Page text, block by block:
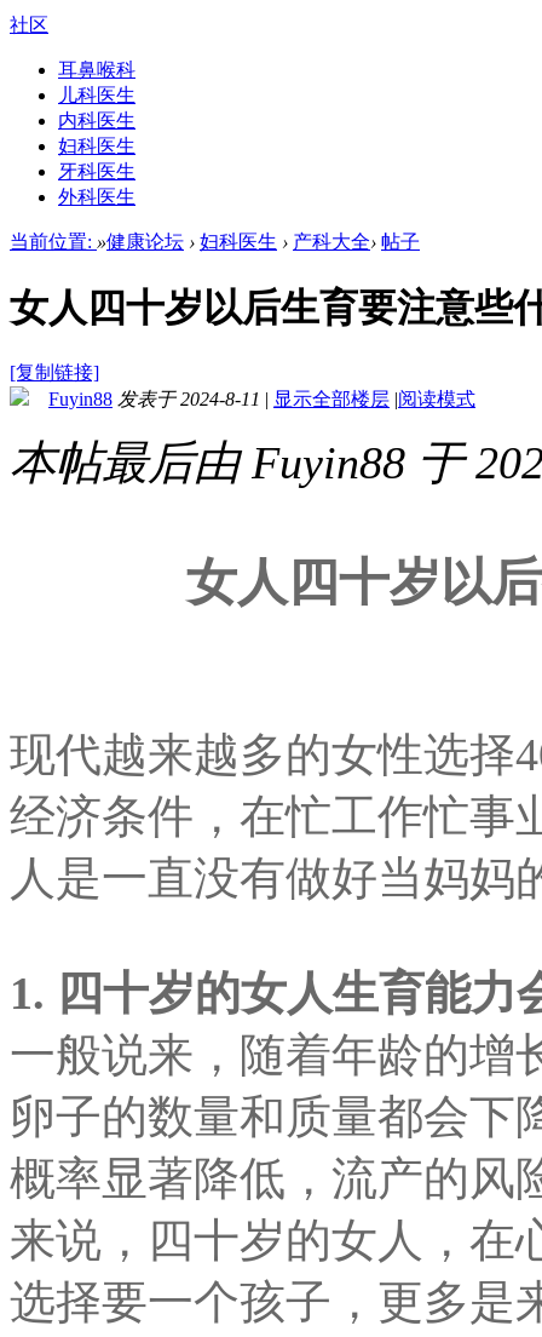
社区
耳鼻喉科
儿科医生
内科医生
妇科医生
牙科医生
外科医生
当前位置: »健康论坛 › 妇科医生 › 产科大全› 帖子
女人四十岁以后生育要注意些
[复制链接]
Fuyin88 发表于 2024-8-11 | 显示全部楼层 |阅读模式
本帖最后由 Fuyin88 于
女人四十岁以
现代越来越多的女性选择
经济条件，在忙工作忙事
人是一直没有做好当妈妈
1. 四十岁的女人生育能力
一般说来，随着年龄的增
卵子的数量和质量都会下
概率显著降低，流产的风
来说，四十岁的女人，在
选择要一个孩子，更多是